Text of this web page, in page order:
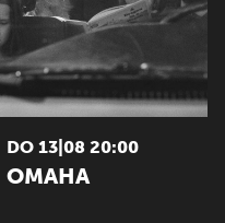
DO 13|08 20:00
OMAHA